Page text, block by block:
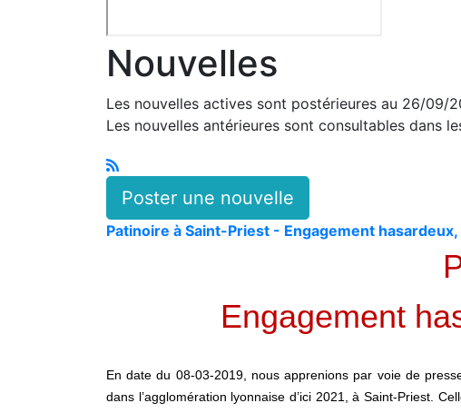
Nouvelles
Les nouvelles actives sont postérieures au 26/09/
Les nouvelles antérieures sont consultables dans
Poster une nouvelle
Patinoire à Saint-Priest - Engagement
Engagement
En date du 08-03-2019, nous apprenions par voie de
dans l’agglomération lyonnaise d’ici 2021, à Saint-Priest.